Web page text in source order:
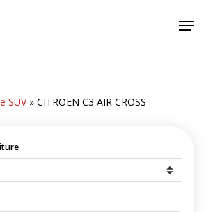
Menu
SUV» CITROEN C3 AIR CROSS